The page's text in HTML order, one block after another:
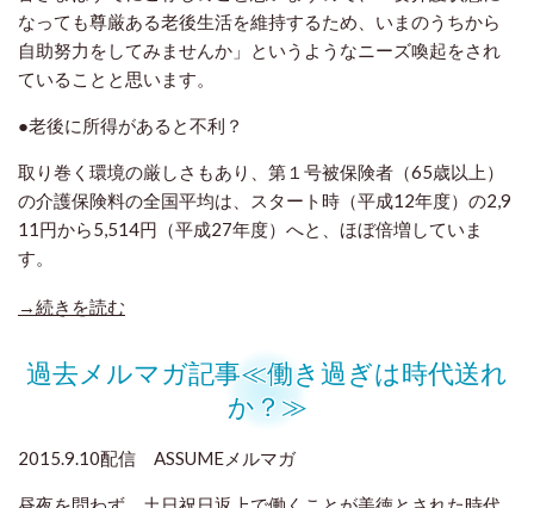
なっても尊厳ある老後生活を維持するため、いまのうちから
自助努力をしてみませんか」というようなニーズ喚起をされ
ていることと思います。
●老後に所得があると不利？
取り巻く環境の厳しさもあり、第１号被保険者（65歳以上）
の介護保険料の全国平均は、スタート時（平成12年度）の2,9
11円から5,514円（平成27年度）へと、ほぼ倍増していま
す。
→続きを読む
過去メルマガ記事≪働き過ぎは時代送れ
か？≫
2015.9.10配信 ASSUMEメルマガ